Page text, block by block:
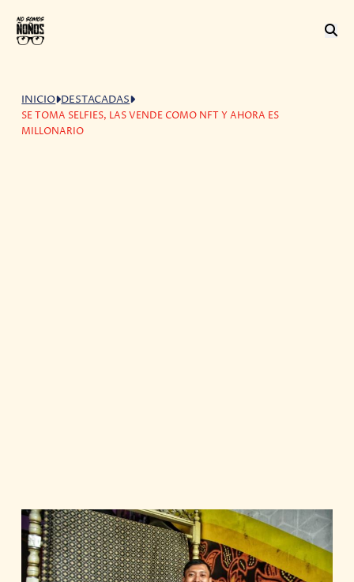
INICIO DESTACADAS
SE TOMA SELFIES, LAS VENDE COMO NFT Y AHORA ES
MILLONARIO